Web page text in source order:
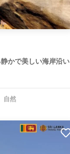
かで美しい海岸沿い
自然